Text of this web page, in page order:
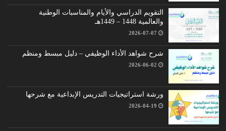
التقويم الدراسي والأيام والمناسبات الوطنية
والعالمية 1448 – 1449هـ
2026-07-07
شرح شواهد الأداء الوظيفي – دليل مبسط ومنظم
2026-06-02
ورشة استراتيجيات التدريس الإبداعية مع شرحها
2026-04-19